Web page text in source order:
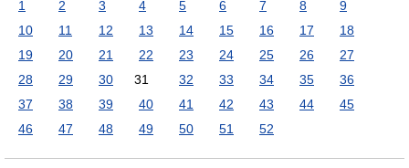
1 2 3 4 5 6 7 8
9
10
11 12 13 14 15 16 17
18
19
20 21 22 23 24 25 26
27
28
29 30 31 32 33 34 35
36
37
38 39 40 41 42 43 44
45
46
47 48 49 50 51 52